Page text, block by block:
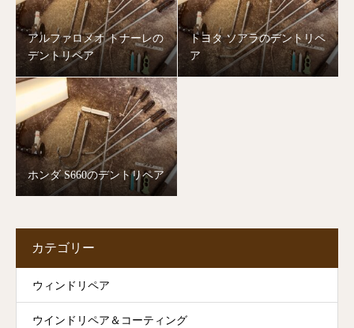
アルファロメオ トナーレの
デントリペア
トヨタ ソアラのデントリペ
ア
ホンダ S660のデントリペア
カテゴリー
ウィンドリペア
ウインドリペア＆コーティング